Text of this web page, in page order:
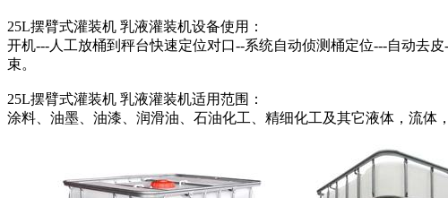
25L摆臂式灌装机 乳液灌装机设备使用：
开机---人工放桶到秤台快速定位对口--系统自动侦测桶定位---自动去
束。
25L摆臂式灌装机 乳液灌装机适用范围：
涂料、油墨、油漆、润滑油、石油化工、精细化工及其它液体，流体